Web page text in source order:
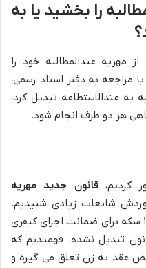
را بخشید یا به
مهریه عندالمطالبه خود را
مراجعه به دفتر اسناد رسمی،
به عندالاستطاعه تبدیل کرد،
هر دو طرف انجام شود.
کردیم،قانون جدید مهریه
شایعات زیادی شنیدیم.
هنوز هم ملاک اصلی، همون قانون ۱۱۰ سکه برای ضمانت اجرای کیفری
۱۴ سکه به قانون تبدیل نشده. فهمیدیم که
عقد به زن تعلق می گیره و